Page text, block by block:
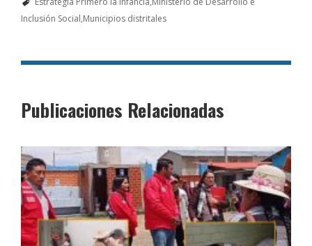
Inclusión Social Municipios distritales
Publicaciones Relacionadas